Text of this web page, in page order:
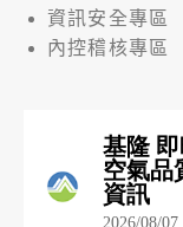
資訊安全專區
內控稽核專區